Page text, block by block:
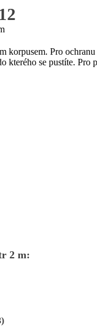
korpusem. Pro
kterého se pustíte.
2 m: